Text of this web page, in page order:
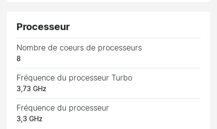
Processeur
Nombre de coeurs de processeurs
8
Fréquence du processeur Turbo
3,73 GHz
Fréquence du processeur
3,3 GHz